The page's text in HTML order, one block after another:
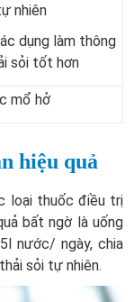
nhiên
dụng làm thông
sỏi tốt hơn
mổ hở
hiệu quả
loại thuốc điều trị
bất ngờ là uống
nước/ ngày, chia
sỏi tự nhiên.